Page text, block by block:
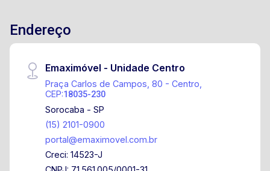
Endereço
Emaximóvel - Unidade Centro
Praça Carlos de Campos, 80 - Centro,
CEP:18035-230
Sorocaba - SP
(15) 2101-0900
portal@emaximovel.com.br
Creci: 14523-J